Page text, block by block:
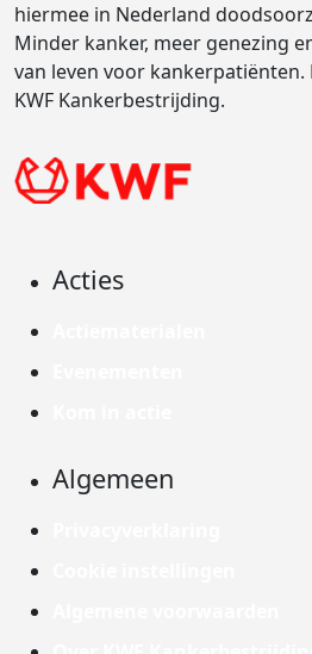
hiermee in Nederland
Minder kanker, meer genezing
van leven voor kankerpatiënten.
KWF Kankerbestrijding.
Acties
Algemeen